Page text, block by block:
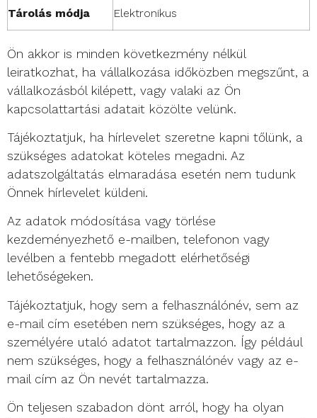
Tárolás módja Elektronikus
Ön akkor is minden következmény nélkül
leiratkozhat, ha vállalkozása időközben megszűnt, a
vállalkozásból kilépett, vagy valaki az Ön
kapcsolattartási adatait közölte velünk.
Tájékoztatjuk, ha hírlevelet szeretne kapni tőlünk, a
szükséges adatokat köteles megadni. Az
adatszolgáltatás elmaradása esetén nem tudunk
Önnek hírlevelet küldeni.
Az adatok módosítása vagy törlése
kezdeményezhető e-mailben, telefonon vagy
levélben a fentebb megadott elérhetőségi
lehetőségeken.
Tájékoztatjuk, hogy sem a felhasználónév, sem az
e-mail cím esetében nem szükséges, hogy az a
személyére utaló adatot tartalmazzon. Így például
nem szükséges, hogy a felhasználónév vagy az e-
mail cím az Ön nevét tartalmazza.
Ön teljesen szabadon dönt arról, hogy ha olyan